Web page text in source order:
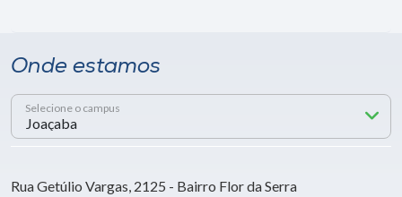
Onde estamos
Selecione o campus
Rua Getúlio Vargas, 2125 - Bairro Flor da Serra